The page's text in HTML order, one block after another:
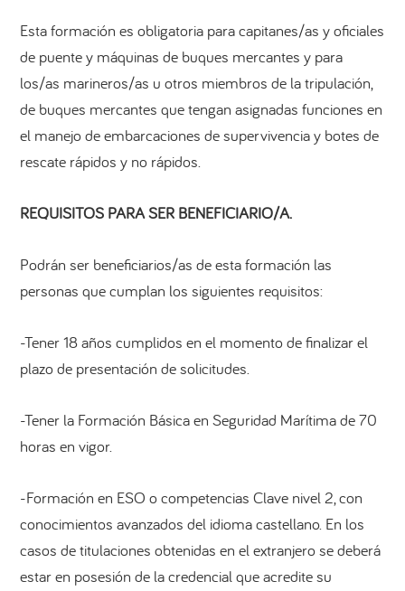
Esta formación es obligatoria para capitanes/as y oficiales
de puente y máquinas de buques mercantes y para
los/as marineros/as u otros miembros de la tripulación,
de buques mercantes que tengan asignadas funciones en
el manejo de embarcaciones de supervivencia y botes de
rescate rápidos y no rápidos.
REQUISITOS PARA SER BENEFICIARIO/A.
Podrán ser beneficiarios/as de esta formación las
personas que cumplan los siguientes requisitos:
-Tener 18 años cumplidos en el momento de finalizar el
plazo de presentación de solicitudes.
-Tener la Formación Básica en Seguridad Marítima de 70
horas en vigor.
-Formación en ESO o competencias Clave nivel 2, con
conocimientos avanzados del idioma castellano. En los
casos de titulaciones obtenidas en el extranjero se deberá
estar en posesión de la credencial que acredite su